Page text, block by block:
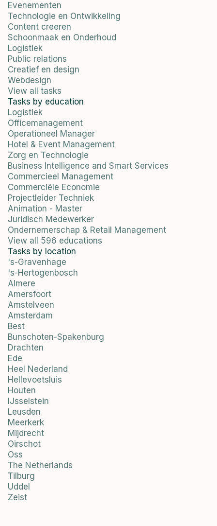
Evenementen
Technologie en Ontwikkeling
Content creeren
Schoonmaak en Onderhoud
Logistiek
Public relations
Creatief en design
Webdesign
View all tasks
Tasks by education
Logistiek
Officemanagement
Operationeel Manager
Hotel & Event Management
Zorg en Technologie
Business Intelligence and Smart Services
Commercieel Management
Commerciële Economie
Projectleider Techniek
Animation - Master
Juridisch Medewerker
Ondernemerschap & Retail Management
View all 596 educations
Tasks by location
's-Gravenhage
's-Hertogenbosch
Almere
Amersfoort
Amstelveen
Amsterdam
Best
Bunschoten-Spakenburg
Drachten
Ede
Heel Nederland
Hellevoetsluis
Houten
IJsselstein
Leusden
Meerkerk
Mijdrecht
Oirschot
Oss
The Netherlands
Tilburg
Uddel
Zeist